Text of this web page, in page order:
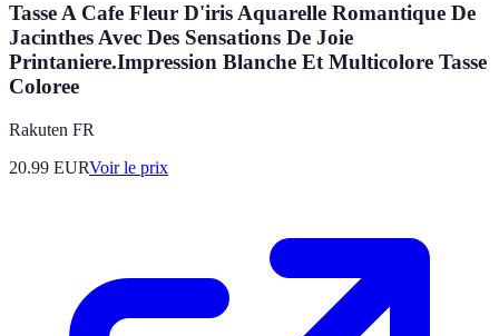
Tasse A Cafe Fleur D'iris Aquarelle Romantique De
Jacinthes Avec Des Sensations De Joie
Printaniere.Impression Blanche Et Multicolore Tasse
Coloree
Rakuten FR
20.99 EURVoir le prix